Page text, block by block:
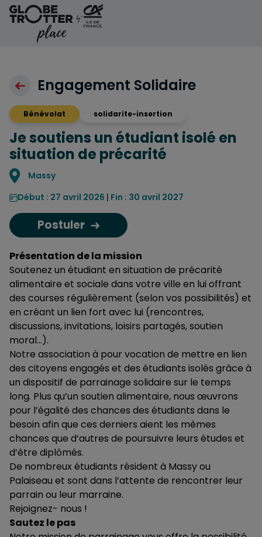
Aller au contenu
Engagement Solidaire
Bénévolat solidarite-insertion
Je soutiens un étudiant isolé en
situation de précarité
Localisation
Massy
Début : 27 avril 2026 | Fin : 30 avril 2027
Postuler
Présentation de la mission
Soutenez un étudiant en situation de précarité
alimentaire et sociale dans votre ville en lui offrant
des courses régulièrement (selon vos possibilités) et
en créant un lien fort avec lui (rencontres,
discussions, invitations, loisirs partagés, soutien
moral…).
Notre association à pour vocation de mettre en lien
des citoyens engagés et des étudiants isolés grâce à
un dispositif de parrainage solidaire sur le temps
long. Plus qu’un soutien alimentaire, nous œuvrons
pour l’égalité des chances des étudiants dans le
besoin afin que ces derniers aient les mêmes
chances que d’autres de poursuivre leurs études et
d’être diplômés.
De nombreux étudiants résident à Massy ou
Palaiseau et sont dans l’attente de rencontrer leur
parrain ou leur marraine.
Rejoignez- nous !
Sautez le pas